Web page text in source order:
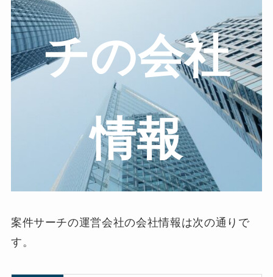
チの会社
情報
案件サーチの運営会社の会社情報は次の通りで
す。